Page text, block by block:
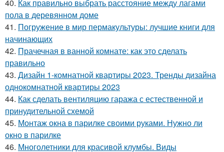
40. Как правильно выбрать расстояние между лагами
пола в деревянном доме
41. Погружение в мир пермакультуры: лучшие книги для
начинающих
42. Прачечная в ванной комнате: как это сделать
правильно
43. Дизайн 1-комнатной квартиры 2023. Тренды дизайна
однокомнатной квартиры 2023
44. Как сделать вентиляцию гаража с естественной и
принудительной схемой
45. Монтаж окна в парилке своими руками. Нужно ли
окно в парилке
46. Многолетники для красивой клумбы. Виды